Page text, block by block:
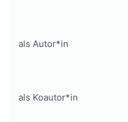
als Autor*in
als Koautor*in